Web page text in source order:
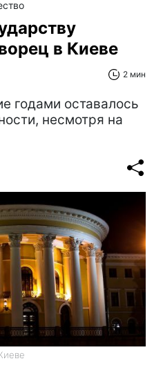
в Киеве
2 мин
годами оставалось
несмотря на